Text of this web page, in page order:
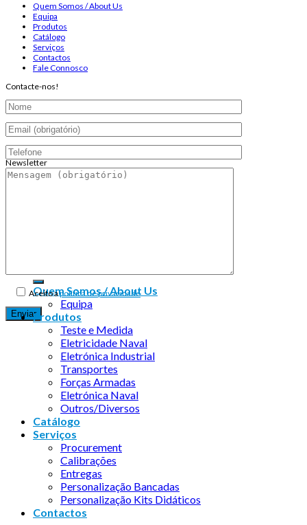
Quem Somos / About Us
Equipa
Produtos
Catálogo
Serviços
Contactos
Fale Connosco
Contacte-nos!
Aceito apolítica de privacidade
Newsletter
Endereço de email:
Quem Somos / About Us
Equipa
Produtos
Teste e Medida
Eletricidade Naval
Eletrónica Industrial
Transportes
Forças Armadas
Eletrónica Naval
Outros/Diversos
Catálogo
Serviços
Procurement
Calibrações
Entregas
Personalização Bancadas
Personalização Kits Didáticos
Contactos